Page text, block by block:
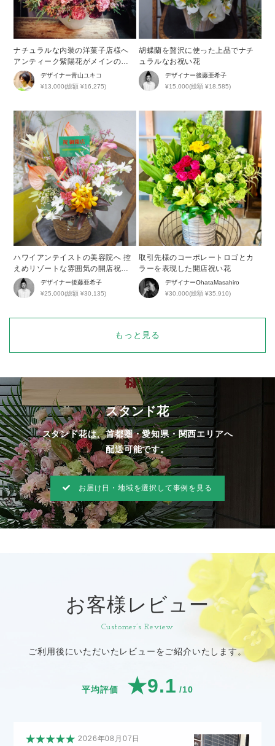
ナチュラルな内装の洋菓子店様へ
アンティーク紫陽花がメインの開
店祝い花デザイナー青山ユキコ
¥13,000(総額 ¥16,275)
胡蝶蘭を贅沢に使った上品でナチ
ュラルなお祝い花
デザイナー後藤亜希子
¥15,000(総額 ¥18,585)
ハワイアンテイストの美容院へ 控
えめリゾートな雰囲気の開店祝い
花
デザイナー後藤亜希子
¥25,000(総額 ¥30,135)
取引先様のコーポレートロゴとカ
ラーを表現した開店祝い花
デザイナーOhataMasahiro
¥30,000(総額 ¥35,910)
もっと見る
スタンド花
スタンド花は、首都圏・愛知県・関西エリアへ
配送可能です。
お届け日・地域を選択して事例を見る
お客様レビュー
Customer’s Review
ご利用後にいただいたレビューをご紹介いたします。
平均評価 ★9.1 /10
2026年08月07日